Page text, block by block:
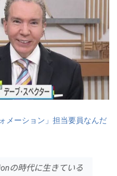
メーション」担当要員なんだ